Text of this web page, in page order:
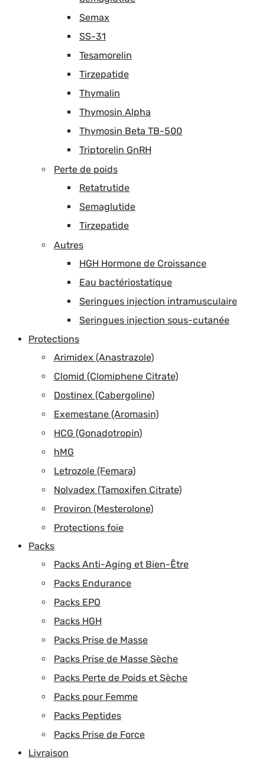
Semax
SS-31
Tesamorelin
Tirzepatide
Thymalin
Thymosin Alpha
Thymosin Beta TB-500
Triptorelin GnRH
Perte de poids
Retatrutide
Semaglutide
Tirzepatide
Autres
HGH Hormone de Croissance
Eau bactériostatique
Seringues injection intramusculaire
Seringues injection sous-cutanée
Protections
Arimidex (Anastrazole)
Clomid (Clomiphene Citrate)
Dostinex (Cabergoline)
Exemestane (Aromasin)
HCG (Gonadotropin)
hMG
Letrozole (Femara)
Nolvadex (Tamoxifen Citrate)
Proviron (Mesterolone)
Protections foie
Packs
Packs Anti-Aging et Bien-Être
Packs Endurance
Packs EPO
Packs HGH
Packs Prise de Masse
Packs Prise de Masse Sèche
Packs Perte de Poids et Sèche
Packs pour Femme
Packs Peptides
Packs Prise de Force
Livraison